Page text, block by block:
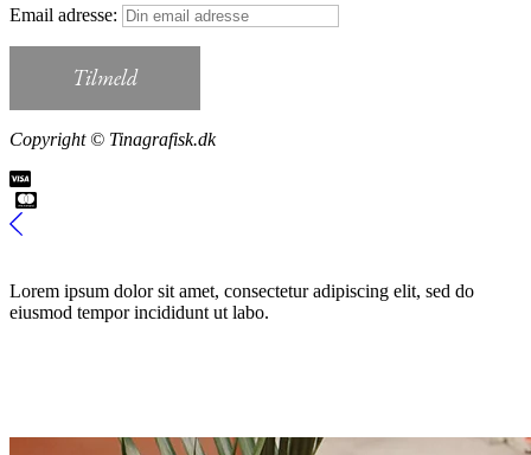
Email adresse:
Copyright © Tinagrafisk.dk
Lorem ipsum dolor sit amet, consectetur adipiscing elit, sed do
eiusmod tempor incididunt ut labo.